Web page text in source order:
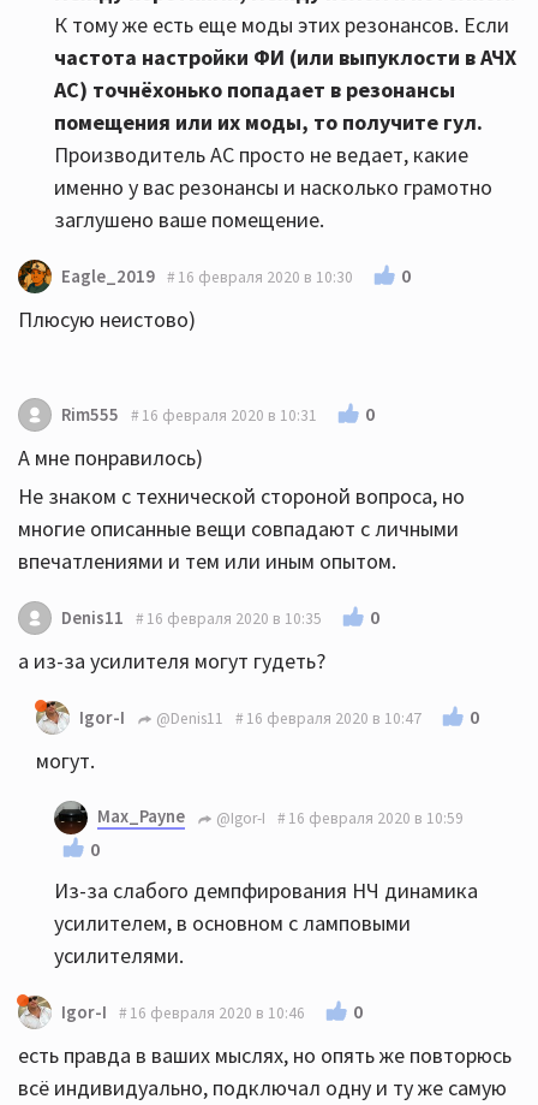
К тому же есть еще моды этих резонансов. Если
частота настройки ФИ (или выпуклости в АЧХ
АС) точнёхонько попадает в резонансы
помещения или их моды, то получите гул.
Производитель АС просто не ведает, какие
именно у вас резонансы и насколько грамотно
заглушено ваше помещение.
Eagle_2019 16 февраля 2020 в 10:30 0
Плюсую неистово)
Rim555 16 февраля 2020 в 10:31 0
А мне понравилось)
Не знаком с технической стороной вопроса, но
многие описанные вещи совпадают с личными
впечатлениями и тем или иным опытом.
Denis11 16 февраля 2020 в 10:35 0
а из-за усилителя могут гудеть?
Igor-I @Denis11 16 февраля 2020 в 10:47 0
могут.
Max_Payne @Igor-I 16 февраля 2020 в 10:59
0
Из-за слабого демпфирования НЧ динамика
усилителем, в основном с ламповыми
усилителями.
Igor-I 16 февраля 2020 в 10:46 0
есть правда в ваших мыслях, но опять же повторюсь
всё индивидуально, подключал одну и ту же самую